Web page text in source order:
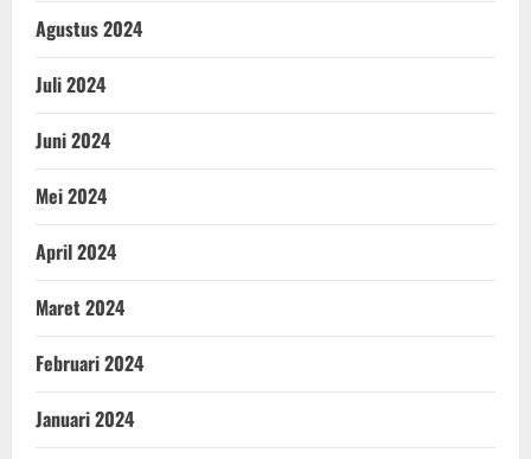
Agustus 2024
Juli 2024
Juni 2024
Mei 2024
April 2024
Maret 2024
Februari 2024
Januari 2024